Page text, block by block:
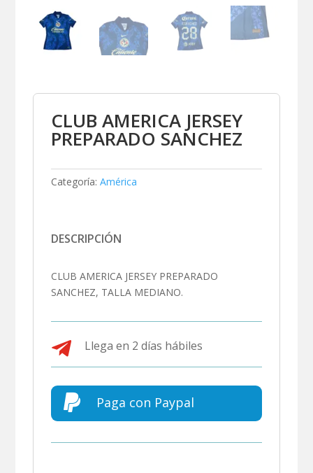
CLUB AMERICA JERSEY
PREPARADO SANCHEZ
Categoría: América
DESCRIPCIÓN
CLUB AMERICA JERSEY PREPARADO
SANCHEZ, TALLA MEDIANO.
 Llega en 2 días hábiles
 Paga con Paypal